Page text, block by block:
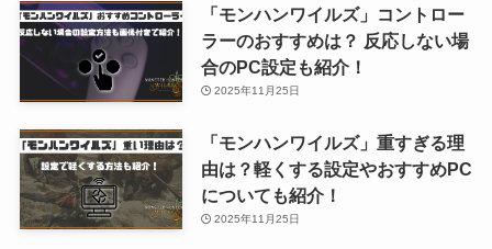
「モンハンワイルズ」コントロー
ラーのおすすめは？ 反応しない場
合のPC設定も紹介！
2025年11月25日
「モンハンワイルズ」重すぎる理
由は？軽くする設定やおすすめPC
についても紹介！
2025年11月25日